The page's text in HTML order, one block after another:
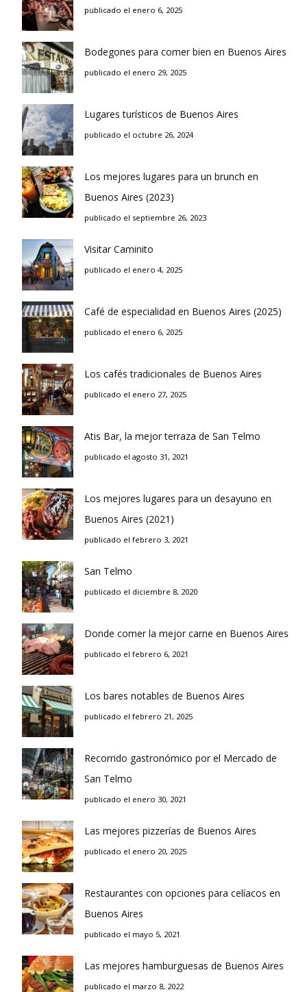
publicado el enero 6, 2025
Bodegones para comer bien en Buenos Aires
publicado el enero 29, 2025
Lugares turísticos de Buenos Aires
publicado el octubre 26, 2024
Los mejores lugares para un brunch en
Buenos Aires (2023)
publicado el septiembre 26, 2023
Visitar Caminito
publicado el enero 4, 2025
Café de especialidad en Buenos Aires (2025)
publicado el enero 6, 2025
Los cafés tradicionales de Buenos Aires
publicado el enero 27, 2025
Atis Bar, la mejor terraza de San Telmo
publicado el agosto 31, 2021
Los mejores lugares para un desayuno en
Buenos Aires (2021)
publicado el febrero 3, 2021
San Telmo
publicado el diciembre 8, 2020
Donde comer la mejor carne en Buenos Aires
publicado el febrero 6, 2021
Los bares notables de Buenos Aires
publicado el febrero 21, 2025
Recorrido gastronómico por el Mercado de
San Telmo
publicado el enero 30, 2021
Las mejores pizzerías de Buenos Aires
publicado el enero 20, 2025
Restaurantes con opciones para celíacos en
Buenos Aires
publicado el mayo 5, 2021
Las mejores hamburguesas de Buenos Aires
publicado el marzo 8, 2022